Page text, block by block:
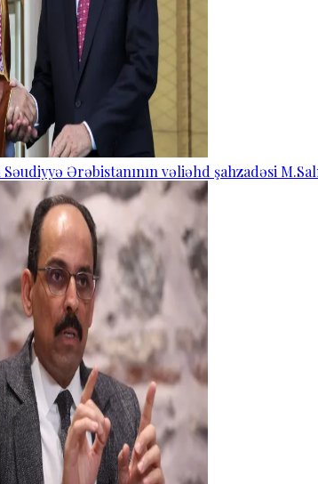
Ərəbistanının vəliəhd şahzadəsi